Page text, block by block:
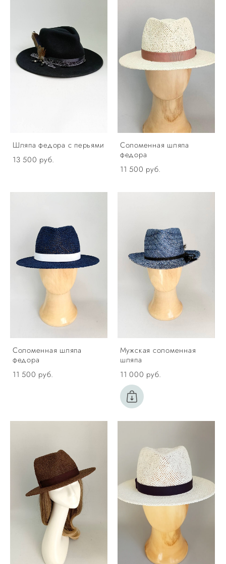
Шляпа федора с перьями
13 500 pуб.
Соломенная шляпа
федора
11 500 pуб.
Соломенная шляпа
федора
11 500 pуб.
Мужская соломенная
шляпа
11 000 pуб.